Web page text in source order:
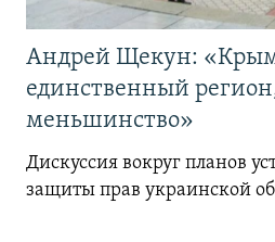
Андрей Щекун:
единственный
меньшинство»
Дискуссия вокруг планов
защиты прав украинской